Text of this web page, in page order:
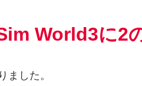
World3に2
ました。